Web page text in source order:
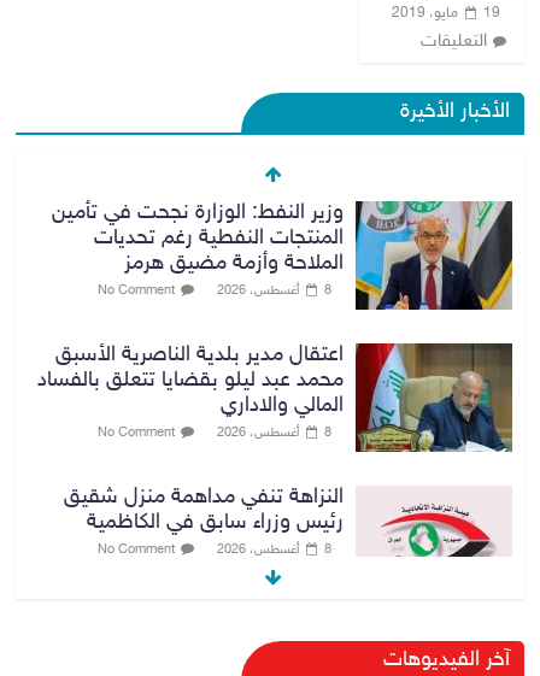
19 مايو، 2019
التعليقات
الأخبار الأخيرة
وزير النفط: الوزارة نجحت في تأمين
المنتجات النفطية رغم تحديات
الملاحة وأزمة مضيق هرمز
8 أغسطس، 2026 No Comment
اعتقال مدير بلدية الناصرية الأسبق
محمد عبد ليلو بقضايا تتعلق بالفساد
المالي والاداري
8 أغسطس، 2026 No Comment
النزاهة تنفي مداهمة منزل شقيق
رئيس وزراء سابق في الكاظمية
8 أغسطس، 2026 No Comment
رئيس حكومة إقليم كردستان مسرور
بارزاني ينفي ما يشاع عن وجود
آخر الفيديوهات